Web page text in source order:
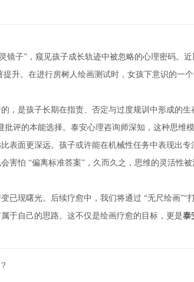
镜子”，窥见孩子成长轨迹中被忽略的心理密码。
升。在进行房树人绘画测试时，女孩下意识的
孩子长期在指责、否定与过度规训中形成的生
评的本能选择。泰安心理咨询师深知，这种思维
更深远。孩子或许能在机械性任务中表现出专
害怕 “偏离标准答案”，久而久之，思维的灵活
曙光。后续疗愈中，我们将通过 “无尺绘画”“
于自己的思路。这不仅是绘画疗愈的目标，更是泰